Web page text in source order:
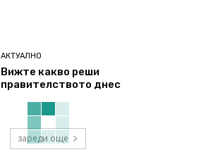
АКТУАЛНО
Вижте какво реши
правителството днес
зареди още